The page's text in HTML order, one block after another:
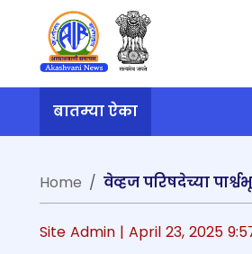
बातम्या ऐका
Home
वेव्हज परिषदेच्या
Site Admin | April 23, 2025